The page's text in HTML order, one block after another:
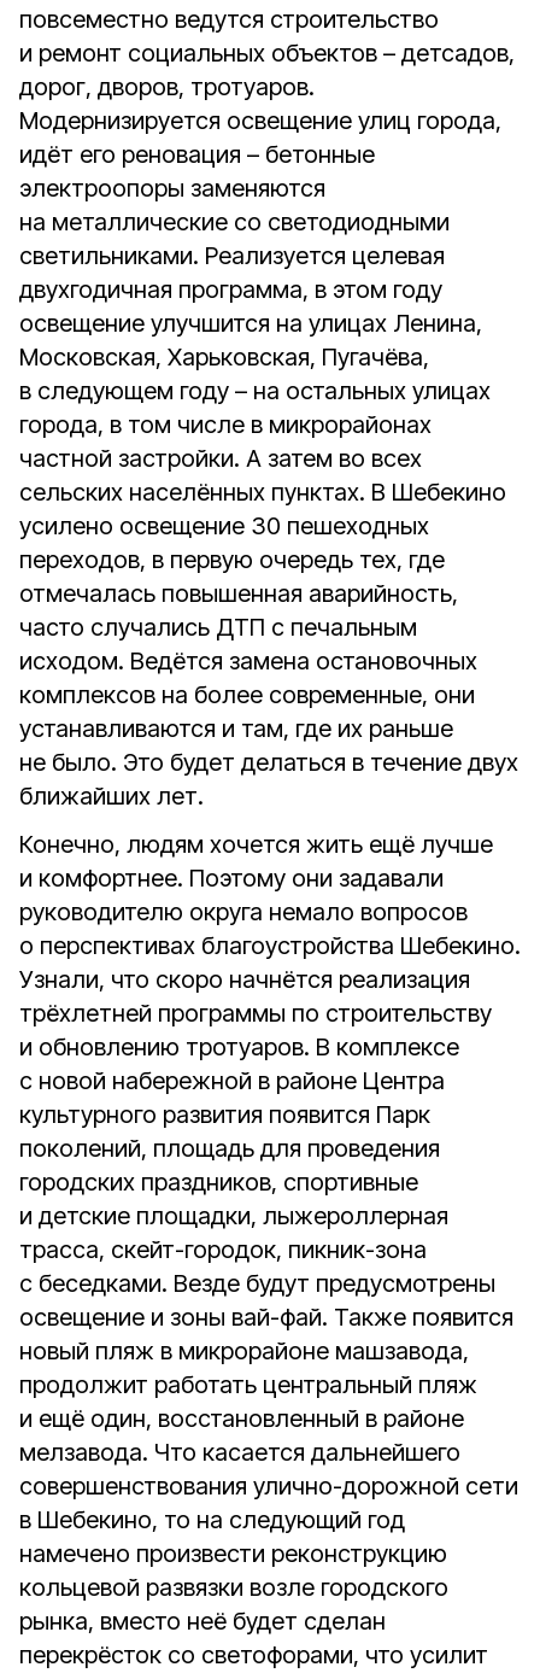
повсеместно ведутся строительство
и ремонт социальных объектов – детсадов,
дорог, дворов, тротуаров.
Модернизируется освещение улиц города,
идёт его реновация – бетонные
электроопоры заменяются
на металлические со светодиодными
светильниками. Реализуется целевая
двухгодичная программа, в этом году
освещение улучшится на улицах Ленина,
Московская, Харьковская, Пугачёва,
в следующем году – на остальных улицах
города, в том числе в микрорайонах
частной застройки. А затем во всех
сельских населённых пунктах. В Шебекино
усилено освещение 30 пешеходных
переходов, в первую очередь тех, где
отмечалась повышенная аварийность,
часто случались ДТП с печальным
исходом. Ведётся замена остановочных
комплексов на более современные, они
устанавливаются и там, где их раньше
не было. Это будет делаться в течение двух
ближайших лет.
Конечно, людям хочется жить ещё лучше
и комфортнее. Поэтому они задавали
руководителю округа немало вопросов
о перспективах благоустройства Шебекино.
Узнали, что скоро начнётся реализация
трёхлетней программы по строительству
и обновлению тротуаров. В комплексе
с новой набережной в районе Центра
культурного развития появится Парк
поколений, площадь для проведения
городских праздников, спортивные
и детские площадки, лыжероллерная
трасса, скейт-городок, пикник-зона
с беседками. Везде будут предусмотрены
освещение и зоны вай-фай. Также появится
новый пляж в микрорайоне машзавода,
продолжит работать центральный пляж
и ещё один, восстановленный в районе
мелзавода. Что касается дальнейшего
совершенствования улично-дорожной сети
в Шебекино, то на следующий год
намечено произвести реконструкцию
кольцевой развязки возле городского
рынка, вместо неё будет сделан
перекрёсток со светофорами, что усилит